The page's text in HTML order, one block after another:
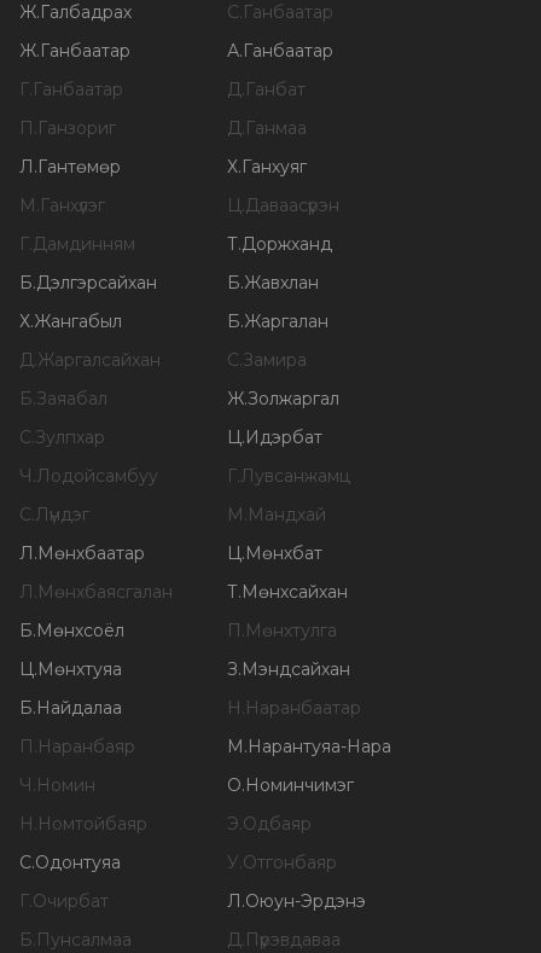
Ж. Галбадрах С. Ганбаатар
Ж. Ганбаатар А. Ганбаатар
Г. Ганбаатар Д. Ганбат
П . Ганзориг Д. Ганмаа
Л . Гантөмөр Х. Ганхуяг
М . Ганхүлэг Ц.Даваасүрэн
Г.Дамдинням Т.Доржханд
Б.Дэлгэрсайхан Б.Жавхлан
Х.Жангабыл Б.Жаргалан
Д.Жаргалсайхан С.Замира
Б.Заяабал Ж.Золжаргал
С.Зулпхар Ц. Идэрбат
Ч .Лодойсамбуу Г.Лувсанжамц
С.Лүндэг М . Мандхай
Л . Мөнхбаатар Ц. Мөнхбат
Л . Мөнхбаясгалан Т. Мөнхсайхан
Б. Мөнхсоёл П . Мөнхтулга
Ц. Мөнхтуяа З. Мэндсайхан
Б. Найдалаа Н . Наранбаатар
П . Наранбаяр М . Нарантуяа-Нара
Ч . Номин О. Номинчимэг
Н . Номтойбаяр Э.Одбаяр
С.Одонтуяа У.Отгонбаяр
Г.Очирбат Л .Оюун-Эрдэнэ
Б. Пунсалмаа Д. Пүрэвдаваа